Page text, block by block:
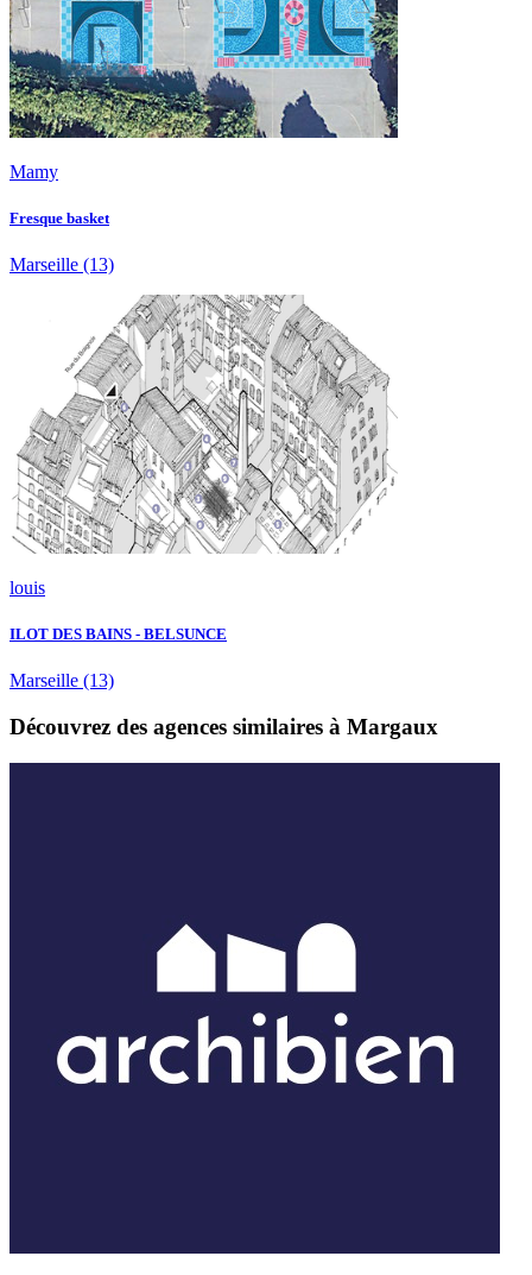
Mamy
Fresque basket
Marseille (13)
louis
ILOT DES BAINS - BELSUNCE
Marseille (13)
Découvrez des agences similaires à Margaux